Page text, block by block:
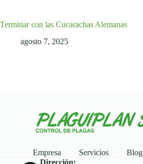
Terminar con las Cucarachas Alemanas
agosto 7, 2025
Empresa Servicios Blog
Dirección: